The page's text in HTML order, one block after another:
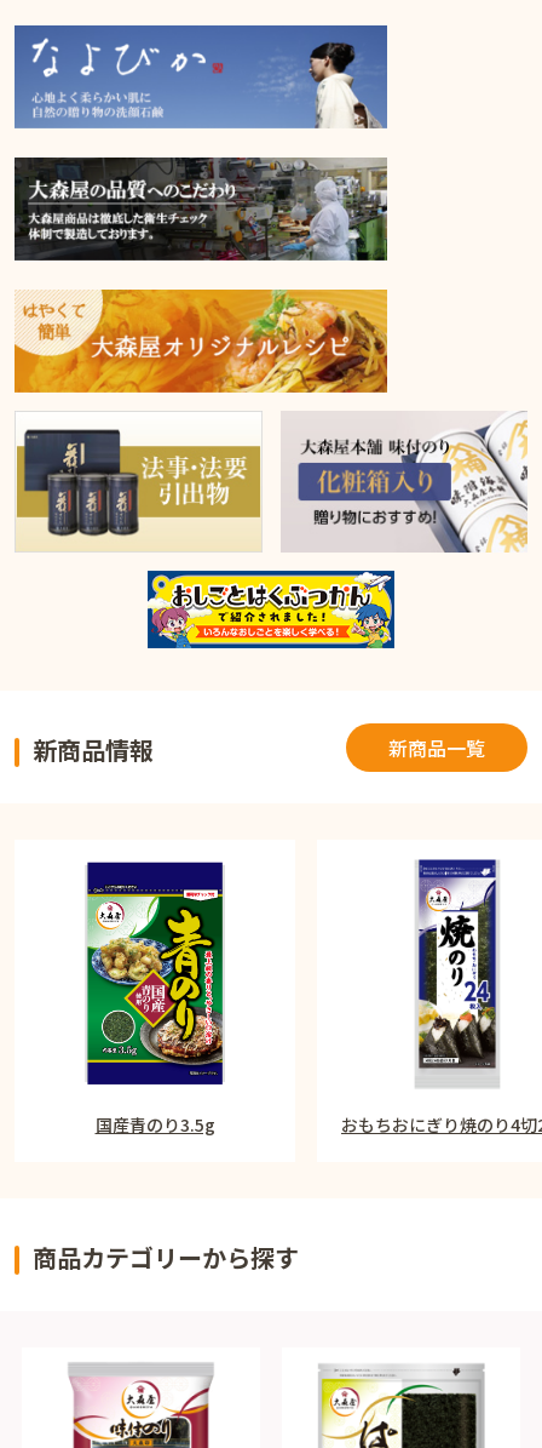
新商品情報
国産青のり3.5g おもちおにぎり焼のり4
新商品一覧
商品カテゴリーから探す